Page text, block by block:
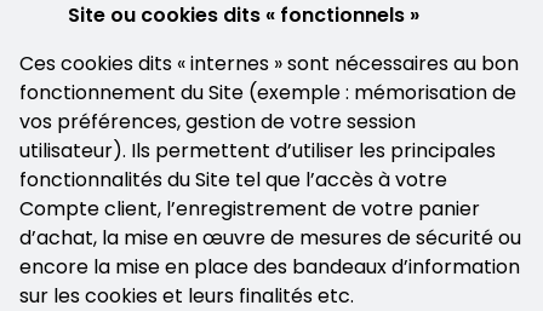
Site ou cookies dits « fonctionnels »
Ces cookies dits « internes » sont nécessaires au bon
fonctionnement du Site (exemple : mémorisation de
vos préférences, gestion de votre session
utilisateur). Ils permettent d’utiliser les principales
fonctionnalités du Site tel que l’accès à votre
Compte client, l’enregistrement de votre panier
d’achat, la mise en œuvre de mesures de sécurité ou
encore la mise en place des bandeaux d’information
sur les cookies et leurs finalités etc.